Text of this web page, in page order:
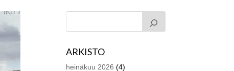
ARKISTO
heinäkuu 2026 (4)